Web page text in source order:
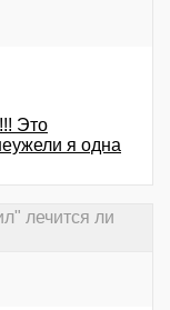
Это
я одна
лечится ли